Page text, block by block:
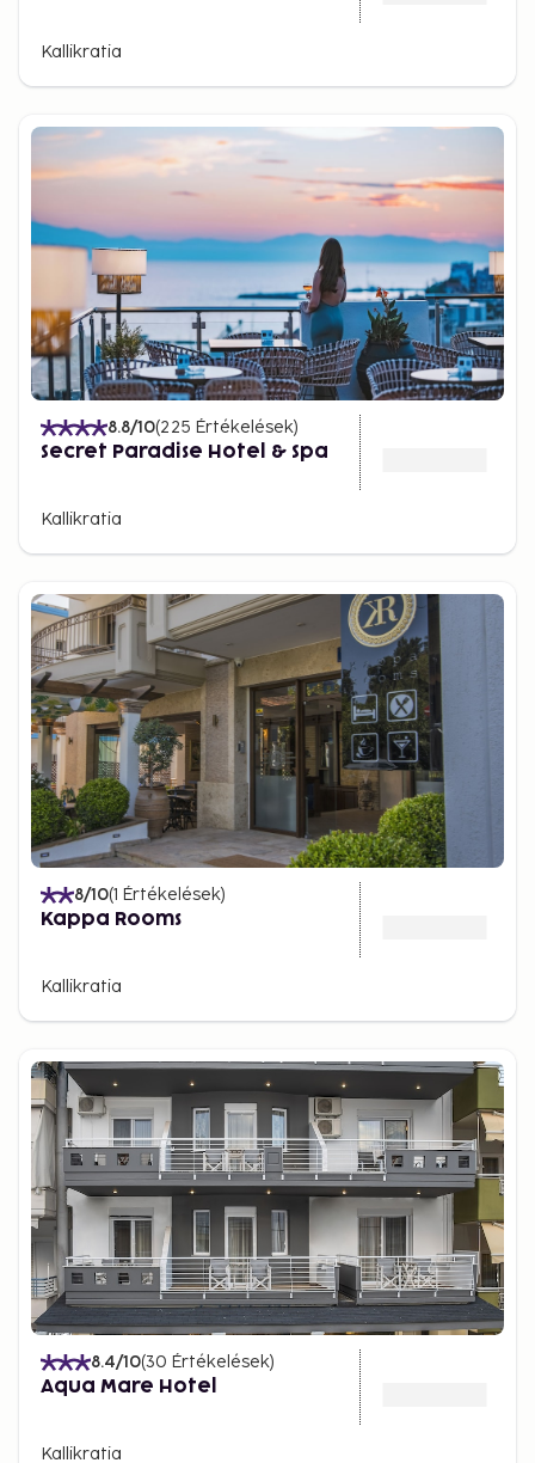
Kallikratia
8.8/10(225 Értékelések)
Secret Paradise Hotel & Spa
Kallikratia
8/10(1 Értékelések)
Kappa Rooms
Kallikratia
8.4/10(30 Értékelések)
Aqua Mare Hotel
Kallikratia